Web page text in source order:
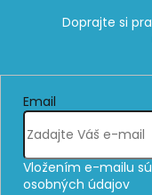
Email
Vložením e-mailu
osobných údajov